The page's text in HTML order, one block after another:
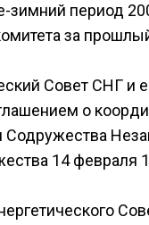
период
за
Совет СНГ и
о
Содружества
14 февраля